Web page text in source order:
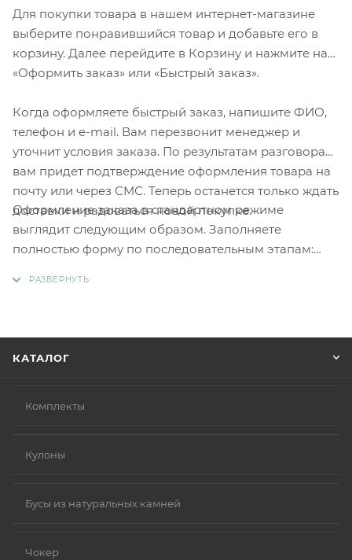
Для покупки товара в нашем интернет-магазине
выберите понравившийся товар и добавьте его в
корзину. Далее перейдите в Корзину и нажмите на
«Оформить заказ» или «Быстрый заказ».
Когда оформляете быстрый заказ, напишите ФИО,
телефон и e-mail. Вам перезвонит менеджер и
уточнит условия заказа. По результатам разговора
вам придет подтверждение оформления товара на
почту или через СМС. Теперь останется только ждать
доставки и радоваться новой покупке.
Оформление заказа в стандартном режиме
выглядит следующим образом. Заполняете
полностью форму по последовательным этапам:
КАТАЛОГ
Комплекты
Кулоны
Бусы из натуральных камней
Чокер